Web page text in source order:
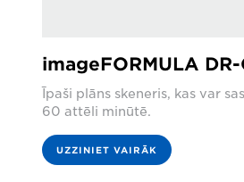
imageFORMULA
Īpaši plāns skeneris, kas var
60 attēli minūtē.
UZZINIET VAIRĀK